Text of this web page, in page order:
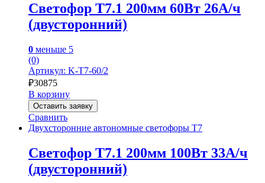
Светофор Т7.1 200мм 60Вт 26А/ч
(двусторонний)
0 меньше 5
(0)
Артикул: K-Т7-60/2
₽30875
В корзину
Оставить заявку
Сравнить
Двухсторонние автономные светофоры Т7
Светофор Т7.1 200мм 100Вт 33А/ч
(двусторонний)